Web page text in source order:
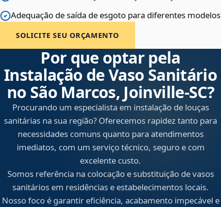
Adequação de saída de esgoto para diferentes modelos
SOLICITE SEU ORÇAMENTO
Por que optar pela
Instalação de Vaso Sanitário
no São Marcos, Joinville‑SC?
Procurando um especialista em instalação de louças
sanitárias na sua região? Oferecemos rapidez tanto para
necessidades comuns quanto para atendimentos
imediatos, com um serviço técnico, seguro e com
excelente custo.
Somos referência na colocação e substituição de vasos
sanitários em residências e estabelecimentos locais.
Nosso foco é garantir eficiência, acabamento impecável e